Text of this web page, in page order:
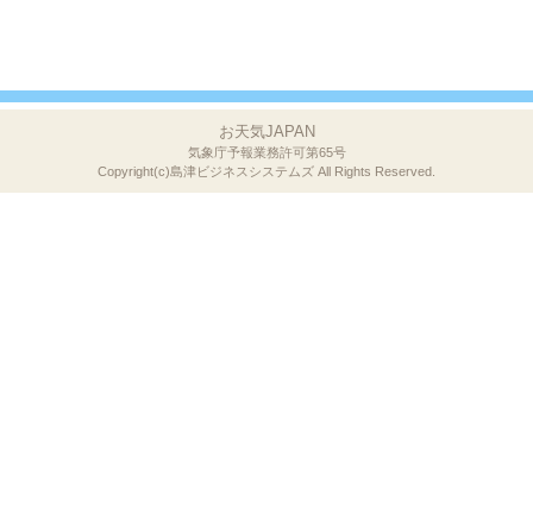
お天気JAPAN
気象庁予報業務許可第65号
Copyright(c)島津ビジネスシステムズ All Rights Reserved.